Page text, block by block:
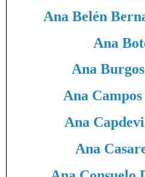
Ana Belén
Ana
Ana
Ana
Ana
Ana